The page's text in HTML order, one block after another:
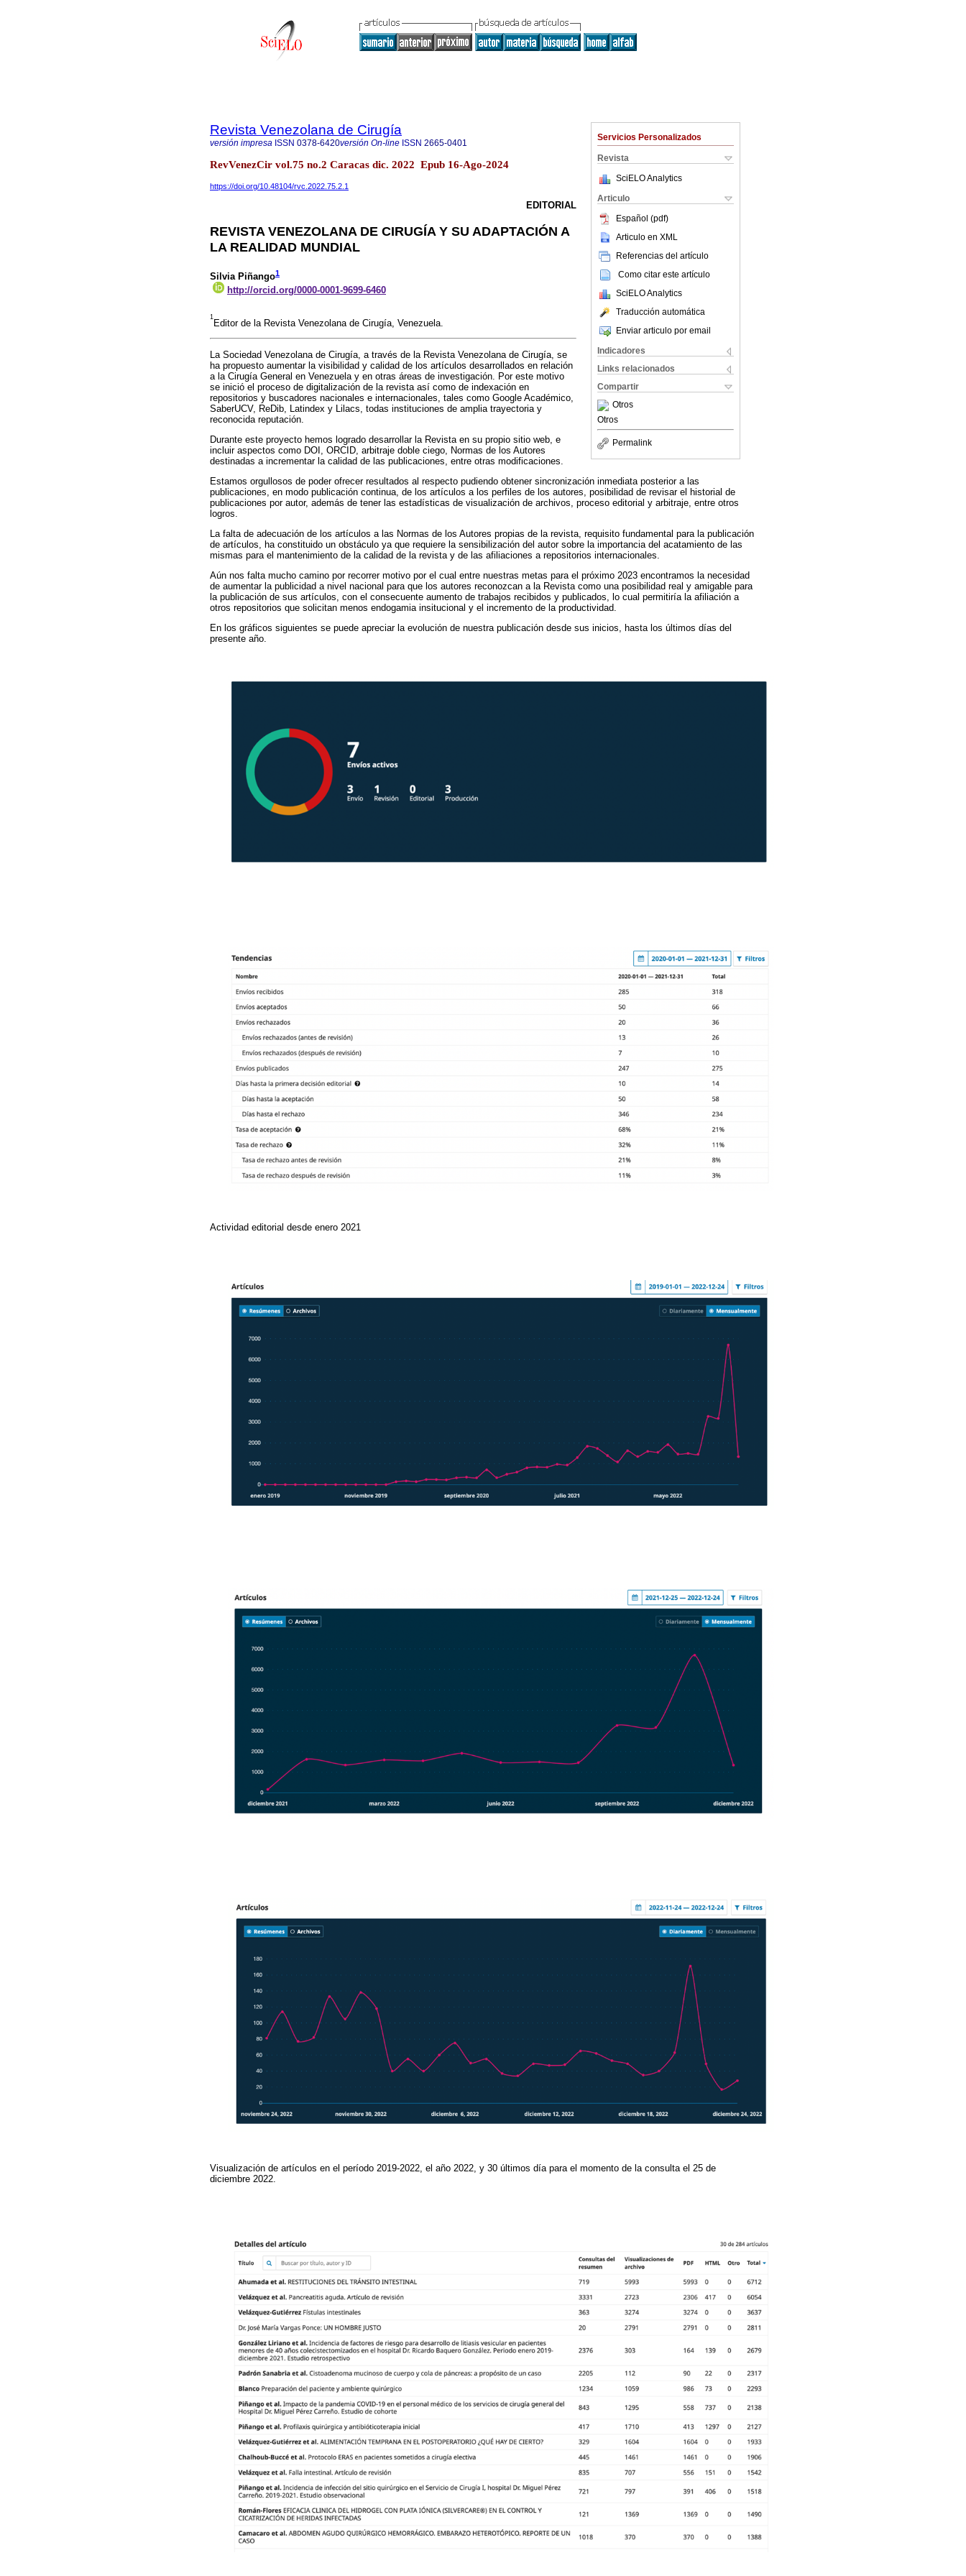
Servicios Personalizados
Revista
SciELO Analytics
Articulo
Español (pdf)
Articulo en XML
Referencias del artículo
Como citar este artículo
SciELO Analytics
Traducción automática
Enviar articulo por email
Indicadores
Links relacionados
Compartir
Otros
Otros
Permalink
Revista Venezolana de Cirugía
versión impresa ISSN 0378-6420versión On-line ISSN 2665-0401
RevVenezCir vol.75 no.2 Caracas dic. 2022 Epub 16-Ago-2024
https://doi.org/10.48104/rvc.2022.75.2.1
EDITORIAL
REVISTA VENEZOLANA DE CIRUGÍA Y SU ADAPTACIÓN A
LA REALIDAD MUNDIAL
Silvia Piñango1
http://orcid.org/0000-0001-9699-6460
1
Editor de la Revista Venezolana de Cirugía, Venezuela.
La Sociedad Venezolana de Cirugía, a través de la Revista Venezolana de Cirugía, se
ha propuesto aumentar la visibilidad y calidad de los artículos desarrollados en relación
a la Cirugía General en Venezuela y en otras áreas de investigación. Por este motivo
se inició el proceso de digitalización de la revista así como de indexación en
repositorios y buscadores nacionales e internacionales, tales como Google Académico,
SaberUCV, ReDib, Latindex y Lilacs, todas instituciones de amplia trayectoria y
reconocida reputación.
Durante este proyecto hemos logrado desarrollar la Revista en su propio sitio web, e
incluir aspectos como DOI, ORCID, arbitraje doble ciego, Normas de los Autores
destinadas a incrementar la calidad de las publicaciones, entre otras modificaciones.
Estamos orgullosos de poder ofrecer resultados al respecto pudiendo obtener sincronización inmediata posterior a las
publicaciones, en modo publicación continua, de los artículos a los perfiles de los autores, posibilidad de revisar el historial de
publicaciones por autor, además de tener las estadísticas de visualización de archivos, proceso editorial y arbitraje, entre otros
logros.
La falta de adecuación de los artículos a las Normas de los Autores propias de la revista, requisito fundamental para la publicación
de artículos, ha constituido un obstáculo ya que requiere la sensibilización del autor sobre la importancia del acatamiento de las
mismas para el mantenimiento de la calidad de la revista y de las afiliaciones a repositorios internacionales.
Aún nos falta mucho camino por recorrer motivo por el cual entre nuestras metas para el próximo 2023 encontramos la necesidad
de aumentar la publicidad a nivel nacional para que los autores reconozcan a la Revista como una posibilidad real y amigable para
la publicación de sus artículos, con el consecuente aumento de trabajos recibidos y publicados, lo cual permitiría la afiliación a
otros repositorios que solicitan menos endogamia insitucional y el incremento de la productividad.
En los gráficos siguientes se puede apreciar la evolución de nuestra publicación desde sus inicios, hasta los últimos días del
presente año.
Actividad editorial desde enero 2021
Visualización de artículos en el período 2019-2022, el año 2022, y 30 últimos día para el momento de la consulta el 25 de
diciembre 2022.